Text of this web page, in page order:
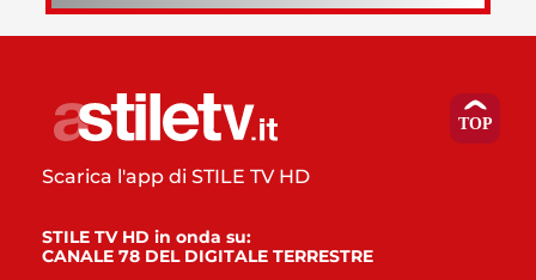
Scarica l'app di STILE TV HD
STILE TV HD in onda su:
CANALE 78 DEL DIGITALE TERRESTRE